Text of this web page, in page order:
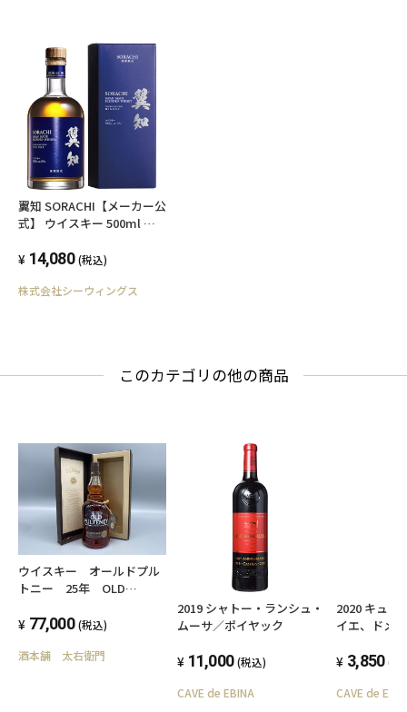
翼知 SORACHI【メーカー公
式】 ウイスキー 500ml ヒ
キー 箱入り 【ギフト プレ
14,080 (税込)
株式会社シーウィングス
このカテゴリの他の商品
ウイスキー オールドプル
トニー 25年 OLD
700ml 46度 ※箱なし
77,000 (税込)
酒本舗 太右衛門
2019 シャトー・ランシュ・
ムーサ／ポイヤック
11,000 (税込)
CAVE de EBINA
2020 キュヴ
イエ、ドメ
3,850 (税
CAVE de